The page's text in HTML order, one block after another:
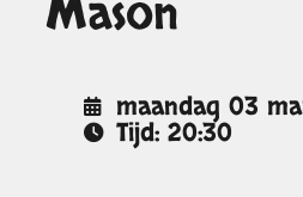
Mason
maandag 03
Tijd: 20:30